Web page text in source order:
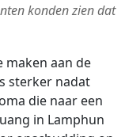
konden zien dat
maken aan de
sterker nadat
die naar een
in Lamphun